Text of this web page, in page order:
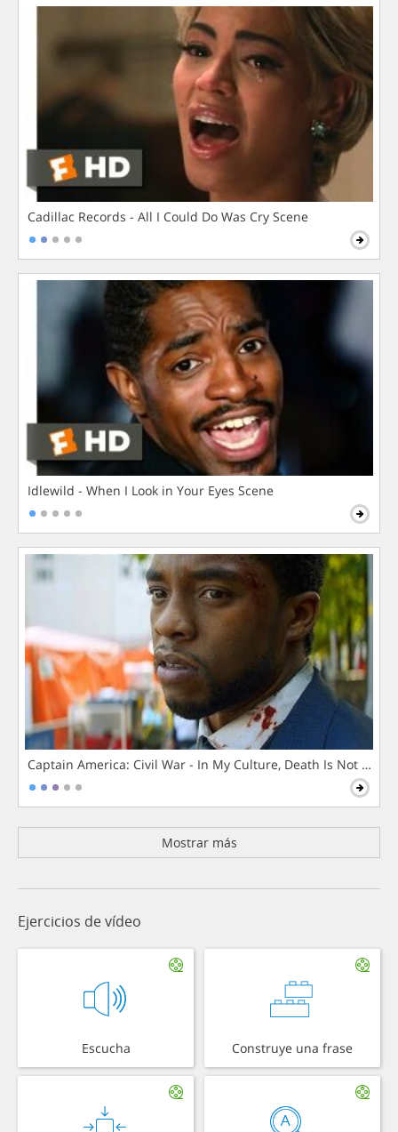
Cadillac Records - All I Could Do Was Cry Scene
Idlewild - When I Look in Your Eyes Scene
Captain America: Civil War - In My Culture, Death Is Not The
Mostrar más
Ejercicios de vídeo
Escucha Construye una frase